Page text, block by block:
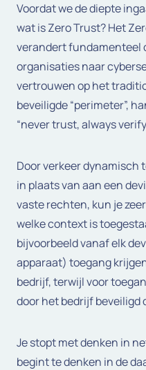
Voordat we de diepte
wat is Zero Trust? Het
verandert fundamenteel
organisaties naar
vertrouwen op het
beveiligde “perimeter”,
“never trust, always
Door verkeer dynamisch
in plaats van aan een
vaste rechten, kun je
welke context is
bijvoorbeeld vanaf elk
apparaat) toegang
bedrijf, terwijl voor
door het bedrijf beveiligd
Je stopt met denken in
begint te denken in de